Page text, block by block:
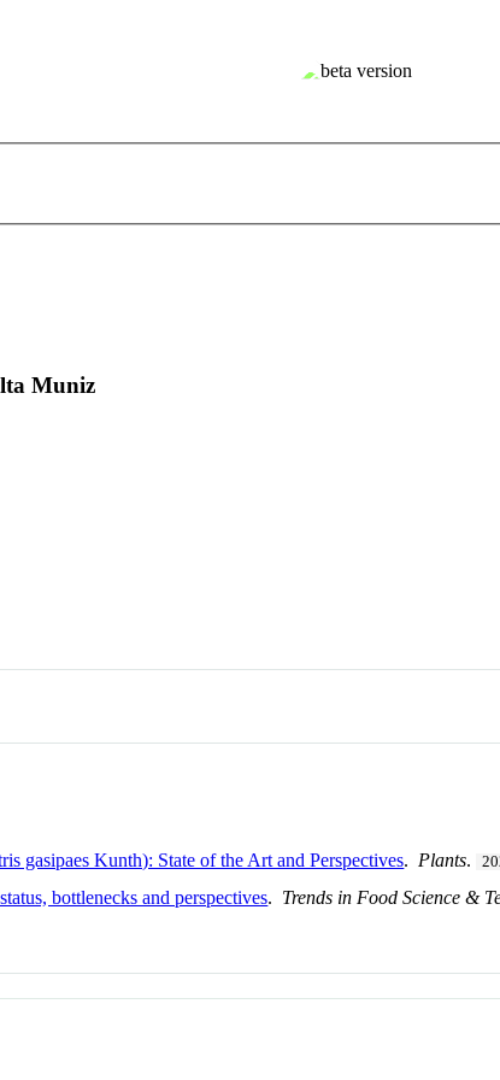
Muniz
gasipaes Kunth): State of the Art and Perspectives. Plants.
bottlenecks and perspectives. Trends in Food Science &